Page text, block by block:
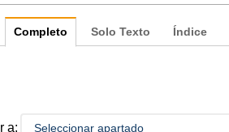
Completo Solo Texto Índice
Ir a: Seleccionar apartado